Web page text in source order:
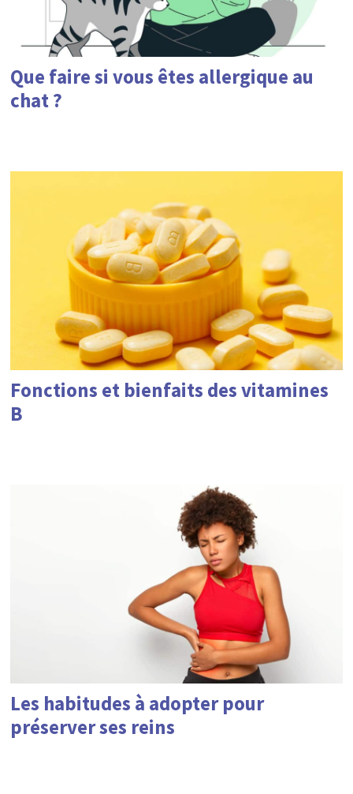
Que faire si vous êtes allergique au
chat ?
Fonctions et bienfaits des vitamines
B
Les habitudes à adopter pour
préserver ses reins